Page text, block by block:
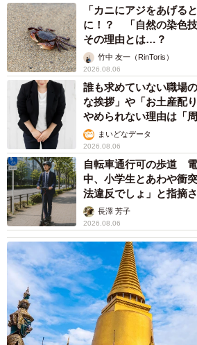
「カニにアジをあげる
に！？ 「自然の染色
その理由とは…？
竹中 友一（RinToris）
2026.08.06
誰も求めていない職場
な挨拶」や「お土産配
やめられない理由は「周
まいどなデータ
2026.08.06
自転車通行可の歩道
中、小学生とあわや衝
法違反でしょ」と指摘
説】長澤 芳子
2026.08.06